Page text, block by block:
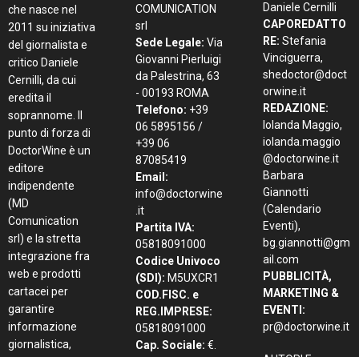
che nasce nel
2011 su iniziativa
del giornalista e
critico Daniele
Cernilli, da cui
eredita il
soprannome. Il
punto di forza di
DoctorWine è un
editore
indipendente
(MD
Comunication
srl) e la stretta
integrazione fra
web e prodotti
cartacei per
garantire
informazione
giornalistica,
COMUNICATION
srl
Sede Legale: Via
Giovanni Pierluigi
da Palestrina, 63
- 00193 ROMA
Telefono: +39
06 5895156 /
+39 06
87085419
Email:
info@doctorwine
.it
Partita IVA:
05818091000
Codice Univoco
(SDI): M5UXCR1
COD.FISC. e
REG.IMPRESE:
05818091000
Cap. Sociale: €.
Daniele Cernilli
CAPOREDATTO
RE: Stefania
Vinciguerra,
shedoctor@doct
orwine.it
REDAZIONE:
Iolanda Maggio,
iolanda.maggio
@doctorwine.it
Barbara
Giannotti
(Calendario
Eventi),
bg.giannotti@gm
ail.com
PUBBLICITÀ,
MARKETING &
EVENTI:
pr@doctorwine.it